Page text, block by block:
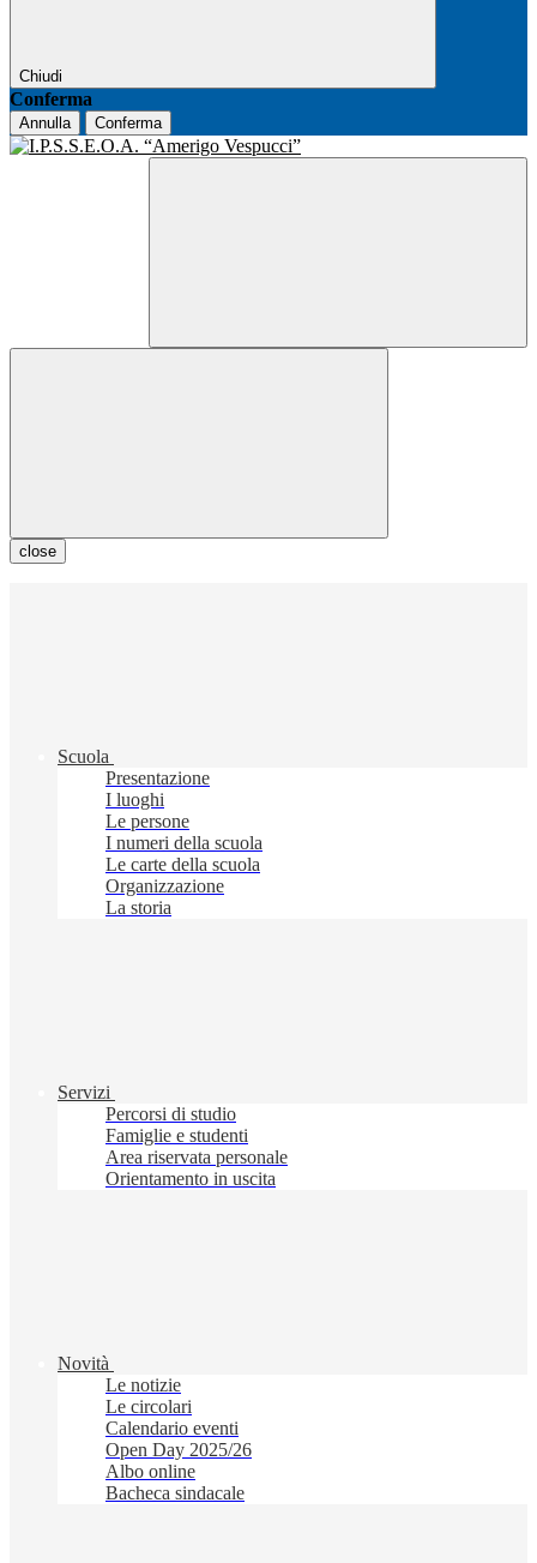
Chiudi
Conferma
Annulla Conferma
close
Scuola
Presentazione
I luoghi
Le persone
I numeri della scuola
Le carte della scuola
Organizzazione
La storia
Servizi
Percorsi di studio
Famiglie e studenti
Area riservata personale
Orientamento in uscita
Novità
Le notizie
Le circolari
Calendario eventi
Open Day 2025/26
Albo online
Bacheca sindacale